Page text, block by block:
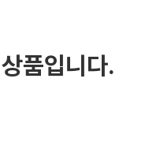
상품입니다.